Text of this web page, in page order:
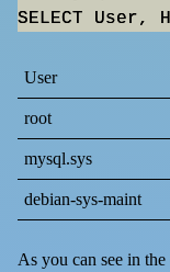
SELECT User,
User
root
mysql.sys
debian-sys-maint
As you can see in